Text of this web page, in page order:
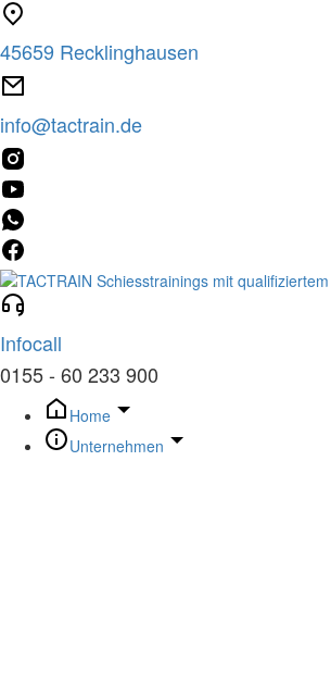
Zum
Inhalt
springen
45659 Recklinghausen
info@tactrain.de
Infocall
0155 - 60 233 900
Home
Unternehmen